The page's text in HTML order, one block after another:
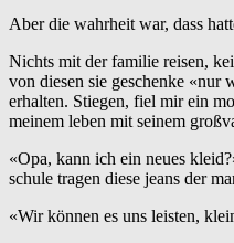
Aber die wahrheit war, dass
Nichts mit der familie reisen,
von diesen sie geschenke «nur
erhalten. Stiegen, fiel mir ein
meinem leben mit seinem
«Opa, kann ich ein neues
schule tragen diese jeans der
«Wir können es uns leisten,